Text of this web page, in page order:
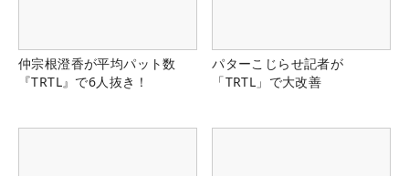
仲宗根澄香が平均パット数
『TRTL』で6人抜き！
パターこじらせ記者が
「TRTL」で大改善